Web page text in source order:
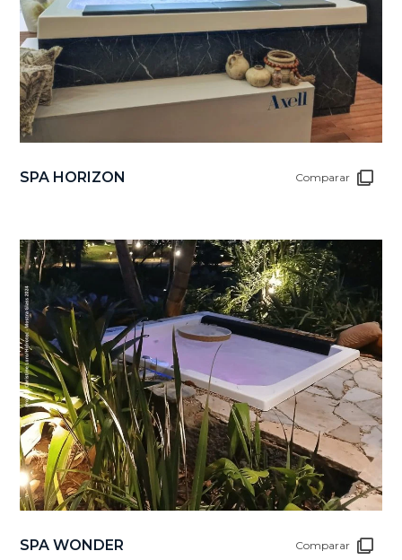
SPA HORIZON Comparar
SPA WONDER Comparar